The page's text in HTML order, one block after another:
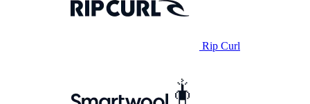
Rip Curl